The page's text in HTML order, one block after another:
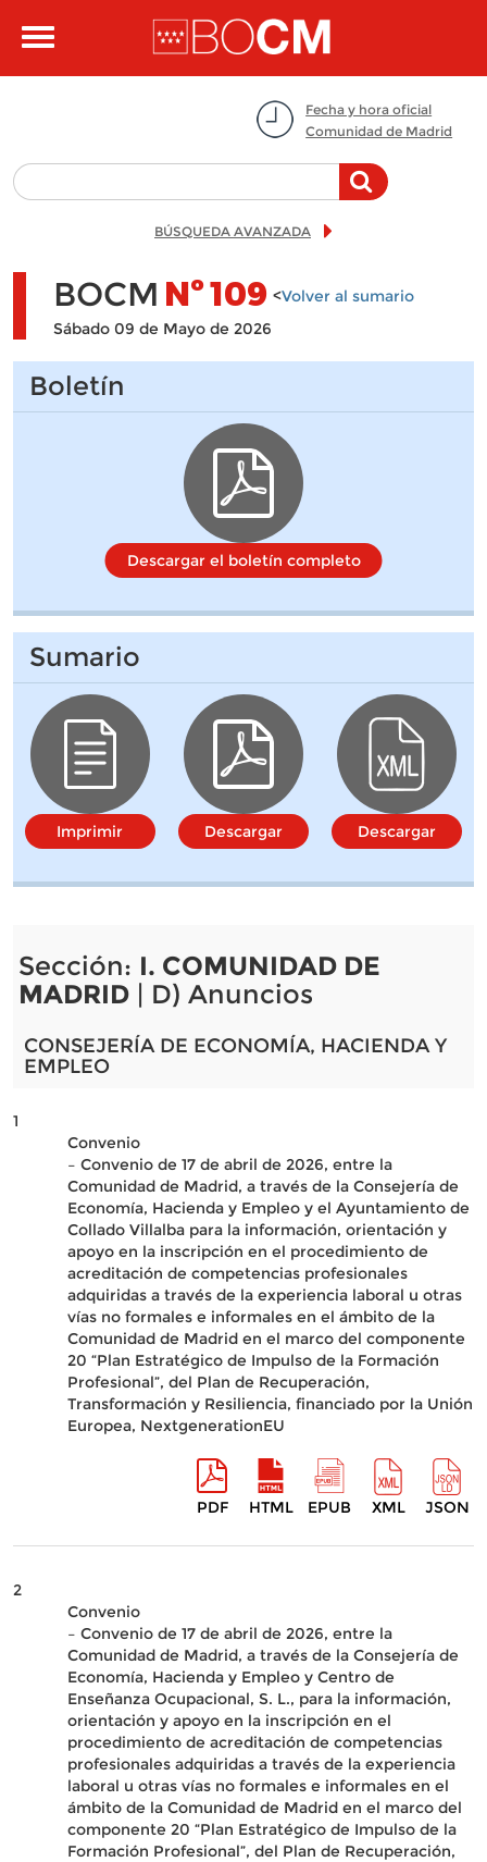
Toggle
Fecha y hora oficial
Comunidad de Madrid
BÚSQUEDA AVANZADA
BOCM Nº109 <Volver al sumario
Sábado 09 de Mayo de 2026
Boletín
Descargar el boletín completo
Sumario
Imprimir Descargar Descargar
Sección: I. COMUNIDAD DE
MADRID| D) Anuncios
CONSEJERÍA DE ECONOMÍA, HACIENDA Y
EMPLEO
1
Convenio
– Convenio de 17 de abril de 2026, entre la
Comunidad de Madrid, a través de la Consejería de
Economía, Hacienda y Empleo y el Ayuntamiento de
Collado Villalba para la información, orientación y
apoyo en la inscripción en el procedimiento de
acreditación de competencias profesionales
adquiridas a través de la experiencia laboral u otras
vías no formales e informales en el ámbito de la
Comunidad de Madrid en el marco del componente
20 “Plan Estratégico de Impulso de la Formación
Profesional”, del Plan de Recuperación,
Transformación y Resiliencia, financiado por la Unión
Europea, NextgenerationEU
PDF HTML EPUB XML JSON
2
Convenio
– Convenio de 17 de abril de 2026, entre la
Comunidad de Madrid, a través de la Consejería de
Economía, Hacienda y Empleo y Centro de
Enseñanza Ocupacional, S. L., para la información,
orientación y apoyo en la inscripción en el
procedimiento de acreditación de competencias
profesionales adquiridas a través de la experiencia
laboral u otras vías no formales e informales en el
ámbito de la Comunidad de Madrid en el marco del
componente 20 “Plan Estratégico de Impulso de la
Formación Profesional”, del Plan de Recuperación,